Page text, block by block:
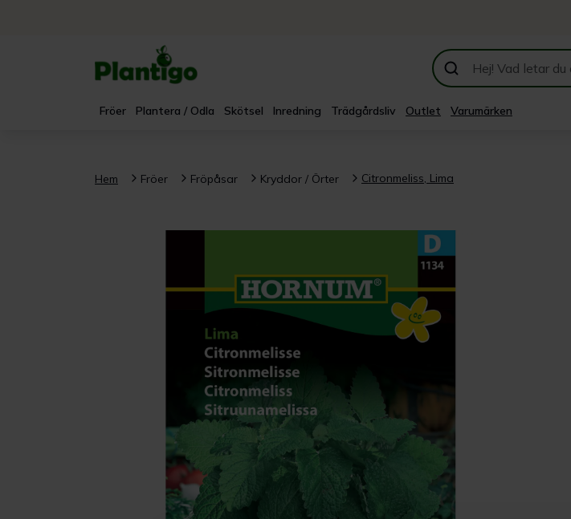
Fröer Plantera / Odla Skötsel Inredning Trädgårdsliv Outlet Varumärken
Hem Fröer Fröpåsar Kryddor / Örter Citronmeliss, Lima